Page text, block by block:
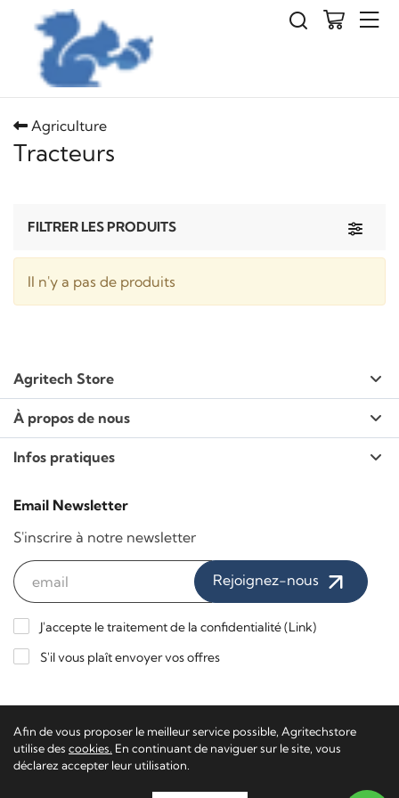
Agriculture
Tracteurs
Toggle
FILTRER LES PRODUITS
Il n'y a pas de produits
Agritech Store
À propos de nous
Infos pratiques
Email Newsletter
S'inscrire à notre newsletter
Rejoignez-nous
J'accepte le traitement de la confidentialité (Link)
S'il vous plaît envoyer vos offres
Paiements sécurisés / Livraison express
Agritech Store - TVA 02116650223 - TN-201340 Software
Afin de vous proposer le meilleur service possible, Agritechstore
utilise des cookies. En continuant de naviguer sur le site, vous
déclarez accepter leur utilisation.